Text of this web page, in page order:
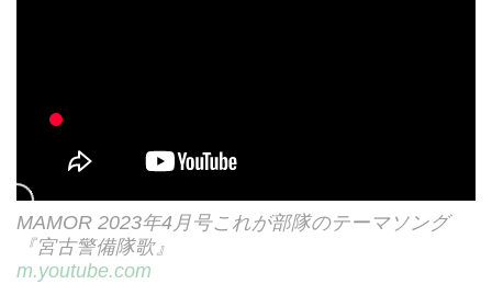
MAMOR 2023年4月号これが部隊のテーマソング
『宮古警備隊歌』
m.youtube.com